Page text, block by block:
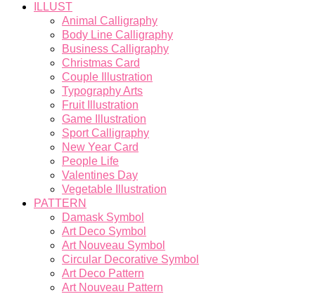
ILLUST
Animal Calligraphy
Body Line Calligraphy
Business Calligraphy
Christmas Card
Couple Illustration
Typography Arts
Fruit Illustration
Game Illustration
Sport Calligraphy
New Year Card
People Life
Valentines Day
Vegetable Illustration
PATTERN
Damask Symbol
Art Deco Symbol
Art Nouveau Symbol
Circular Decorative Symbol
Art Deco Pattern
Art Nouveau Pattern